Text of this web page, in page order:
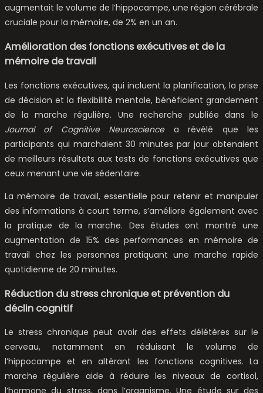
augmentait le volume de l’hippocampe, une région cérébrale
cruciale pour la mémoire, de 2% en un an.
Amélioration des fonctions exécutives et de la
mémoire de travail
Les fonctions exécutives, qui incluent la planification, la prise
de décision et la flexibilité mentale, bénéficient grandement
de la marche régulière. Une recherche publiée dans le
Journal of Cognitive Neuroscience a révélé que les
participants qui marchaient 30 minutes par jour obtenaient
de meilleurs résultats aux tests de fonctions exécutives que
ceux menant une vie sédentaire.
La mémoire de travail, essentielle pour retenir et manipuler
des informations à court terme, s’améliore également avec
la pratique de la marche. Des études ont montré une
augmentation de 15% des performances en mémoire de
travail chez les personnes pratiquant une marche rapide
quotidienne de 20 minutes.
Réduction du stress chronique et prévention du
déclin cognitif
Le stress chronique peut avoir des effets délétères sur le
cerveau, notamment en réduisant le volume de
l’hippocampe et en altérant les fonctions cognitives. La
marche régulière aide à réduire les niveaux de cortisol,